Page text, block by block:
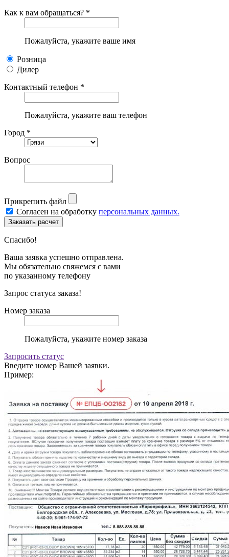
Как к вам обращаться? *
Пожалуйста, укажите ваше имя
Розница
Дилер
Контактный телефон *
Пожалуйста, укажите ваш телефон
Город *
Вопрос
Прикрепить файл
Согласен на обработку персональных данных.
Спасибо!
Ваша заявка успешно отправлена.
Мы обязательно свяжемся с вами
по указанному телефону
Запрос статуса заказа!
Номер заказа
Пожалуйста, укажите номер заказа
Запросить статус
Введите номер Вашей заявки.
Пример: